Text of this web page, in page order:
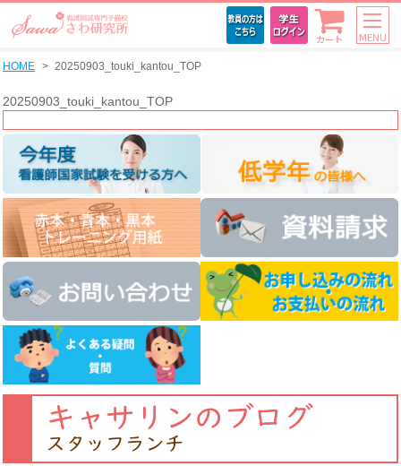
カート MENU
HOME 20250903_touki_kantou_TOP
20250903_touki_kantou_TOP